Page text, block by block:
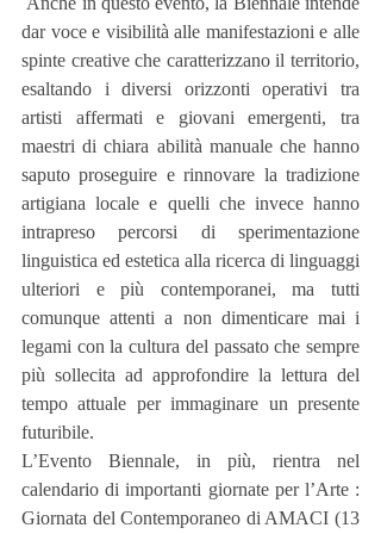
dar voce e visibilità alle manifestazioni e alle
spinte creative che caratterizzano il territorio,
esaltando i diversi orizzonti operativi tra
artisti affermati e giovani emergenti, tra
maestri di chiara abilità manuale che hanno
saputo proseguire e rinnovare la tradizione
artigiana locale e quelli che invece hanno
intrapreso percorsi di sperimentazione
linguistica ed estetica alla ricerca di linguaggi
ulteriori e più contemporanei, ma tutti
comunque attenti a non dimenticare mai i
legami con la cultura del passato che sempre
più sollecita ad approfondire la lettura del
tempo attuale per immaginare un presente
futuribile.
L’Evento Biennale, in più, rientra nel
calendario di importanti giornate per l’Arte :
Giornata del Contemporaneo di AMACI (13